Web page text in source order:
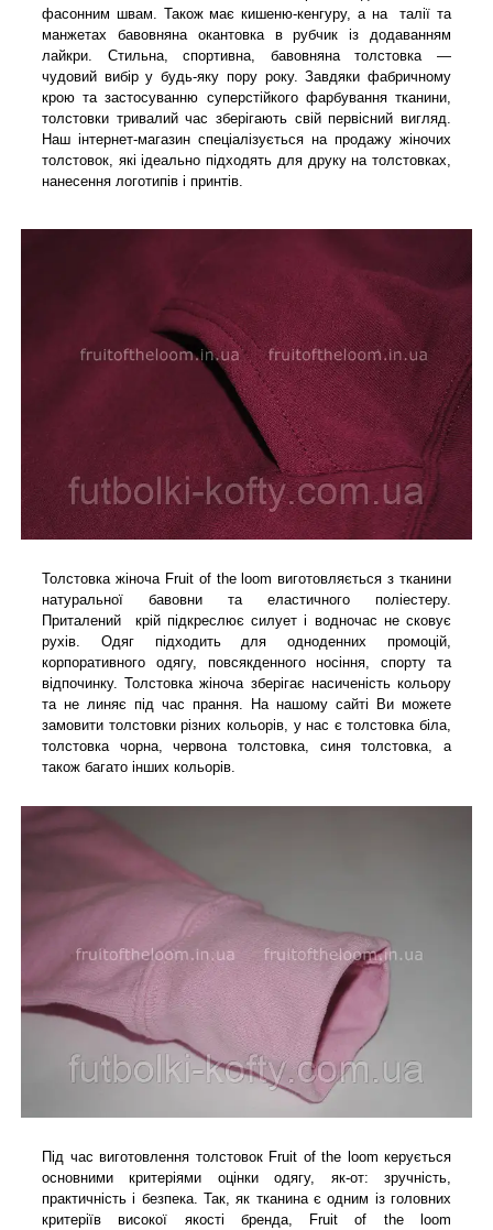
фасонним швам. Також має кишеню-кенгуру, а на талії та
манжетах бавовняна окантовка в рубчик із додаванням
лайкри. Стильна, спортивна, бавовняна толстовка —
чудовий вибір у будь-яку пору року. Завдяки фабричному
крою та застосуванню суперстійкого фарбування тканини,
толстовки тривалий час зберігають свій первісний вигляд.
Наш інтернет-магазин спеціалізується на продажу жіночих
толстовок, які ідеально підходять для друку на толстовках,
нанесення логотипів і принтів.
Толстовка жіноча Fruit of the loom виготовляється з тканини
натуральної бавовни та еластичного поліестеру.
Приталений крій підкреслює силует і водночас не сковує
рухів. Одяг підходить для одноденних промоцій,
корпоративного одягу, повсякденного носіння, спорту та
відпочинку. Толстовка жіноча зберігає насиченість кольору
та не линяє під час прання. На нашому сайті Ви можете
замовити толстовки різних кольорів, у нас є толстовка біла,
толстовка чорна, червона толстовка, синя толстовка, а
також багато інших кольорів.
Під час виготовлення толстовок Fruit of the loom керується
основними критеріями оцінки одягу, як-от: зручність,
практичність і безпека. Так, як тканина є одним із головних
критеріїв високої якості бренда, Fruit of the loom